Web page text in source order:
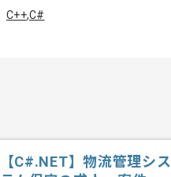
C++,C#
【C#.NET】物流管理シス